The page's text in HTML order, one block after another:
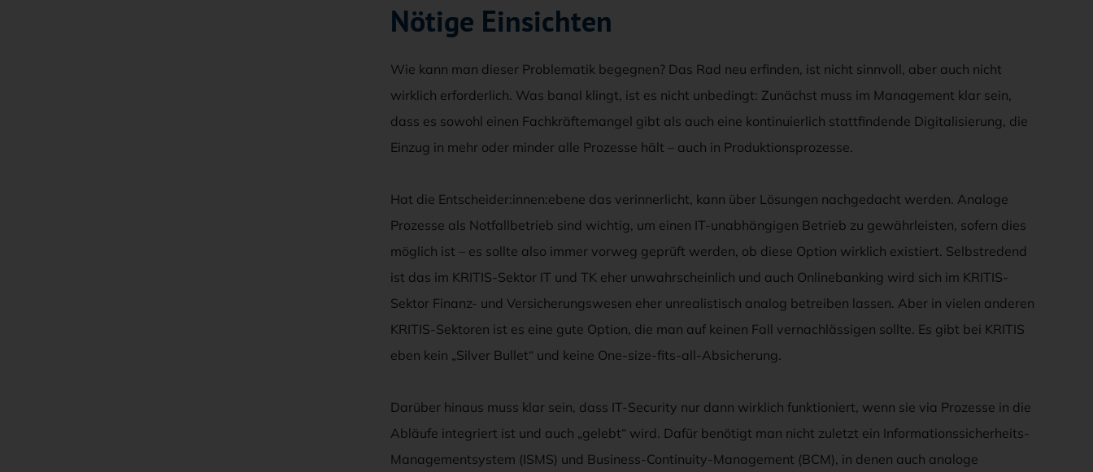
Nötige Einsichten
Wie kann man dieser Problematik begegnen? Das Rad neu erfinden, ist nicht sinnvoll, aber auch nicht
wirklich erforderlich. Was banal klingt, ist es nicht unbedingt: Zunächst muss im Management klar sein,
dass es sowohl einen Fachkräftemangel gibt als auch eine kontinuierlich stattfindende Digitalisierung, die
Einzug in mehr oder minder alle Prozesse hält – auch in Produktionsprozesse.
Hat die Entscheider:innen:ebene das verinnerlicht, kann über Lösungen nachgedacht werden. Analoge
Prozesse als Notfallbetrieb sind wichtig, um einen IT-unabhängigen Betrieb zu gewährleisten, sofern dies
möglich ist – es sollte also immer vorweg geprüft werden, ob diese Option wirklich existiert. Selbstredend
ist das im KRITIS-Sektor IT und TK eher unwahrscheinlich und auch Onlinebanking wird sich im KRITIS-
Sektor Finanz- und Versicherungswesen eher unrealistisch analog betreiben lassen. Aber in vielen anderen
KRITIS-Sektoren ist es eine gute Option, die man auf keinen Fall vernachlässigen sollte. Es gibt bei KRITIS
eben kein „Silver Bullet“ und keine One-size-fits-all-Absicherung.
Darüber hinaus muss klar sein, dass IT-Security nur dann wirklich funktioniert, wenn sie via Prozesse in die
Abläufe integriert ist und auch „gelebt“ wird. Dafür benötigt man nicht zuletzt ein Informationssicherheits-
Managementsystem (ISMS) und Business-Continuity-Management (BCM), in denen auch analoge